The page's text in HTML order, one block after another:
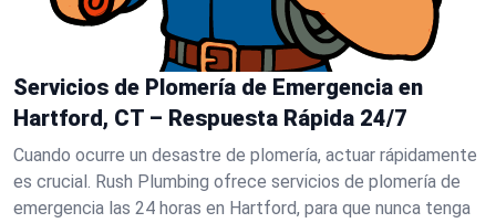
Servicios de Plomería de Emergencia en
Hartford, CT – Respuesta Rápida 24/7
Cuando ocurre un desastre de plomería, actuar rápidamente
es crucial. Rush Plumbing ofrece servicios de plomería de
emergencia las 24 horas en Hartford, para que nunca tenga